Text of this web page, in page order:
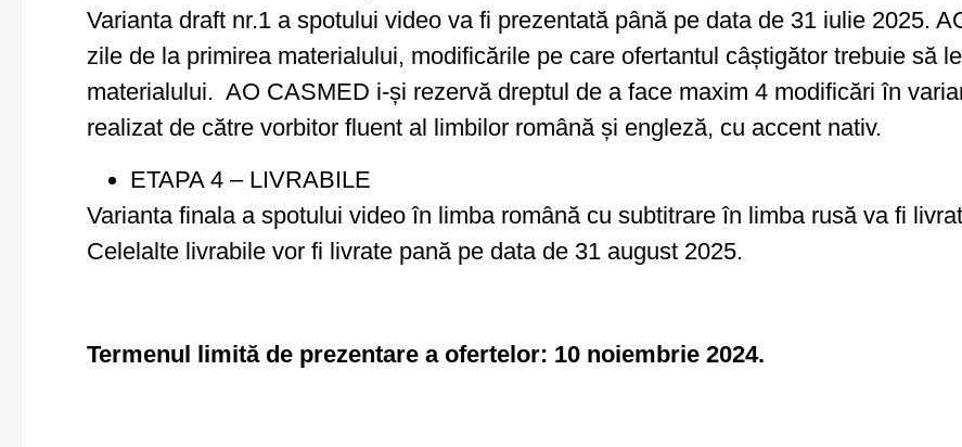
Varianta draft nr.1 a spotului video va fi prezentată până pe data de 31 iulie 2025.
zile de la primirea materialului, modificările pe care ofertantul câștigător trebuie să
materialului. AO CASMED i-și rezervă dreptul de a face maxim 4 modificări în
realizat de către vorbitor fluent al limbilor română și engleză, cu accent nativ.
ETAPA 4 – LIVRABILE
Varianta finala a spotului video în limba română cu subtitrare în limba rusă va fi
Celelalte livrabile vor fi livrate pană pe data de 31 august 2025.
Termenul limită de prezentare a ofertelor: 10 noiembrie 2024.